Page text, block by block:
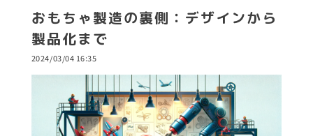
おもちゃ製造の裏側：デザインから
製品化まで
2024/03/04 16:35